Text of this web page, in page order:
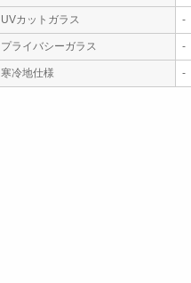
UVカットガラス -
プライバシーガラス -
寒冷地仕様 -